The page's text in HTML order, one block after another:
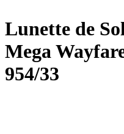
Lunette de
Mega
954/33